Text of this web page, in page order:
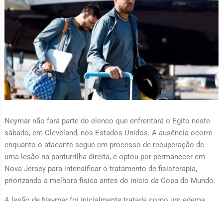
Neymar não fará parte do elenco que enfrentará o Egito neste
sábado, em Cleveland, nos Estados Unidos. A ausência ocorre
enquanto o atacante segue em processo de recuperação de
uma lesão na panturrilha direita, e optou por permanecer em
Nova Jersey para intensificar o tratamento de fisioterapia,
priorizando a melhora física antes do início da Copa do Mundo.